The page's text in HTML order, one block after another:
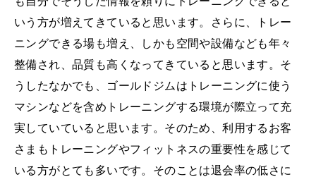
いう方が増えてきていると思います。さらに、トレー
ニングできる場も増え、しかも空間や設備なども年々
整備され、品質も高くなってきていると思います。そ
うしたなかでも、ゴールドジムはトレーニングに使う
マシンなどを含めトレーニングする環境が際立って充
実していていると思います。そのため、利用するお客
さまもトレーニングやフィットネスの重要性を感じて
いる方がとても多いです。そのことは退会率の低さに